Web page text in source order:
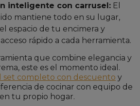
inteligente con carrusel: El
mantiene todo en su lugar,
espacio de tu encimera y
rápido a cada herramienta.
que combine elegancia y
este es el momento ideal.
set completo con descuento y
de cocinar con equipo de
tu propio hogar.